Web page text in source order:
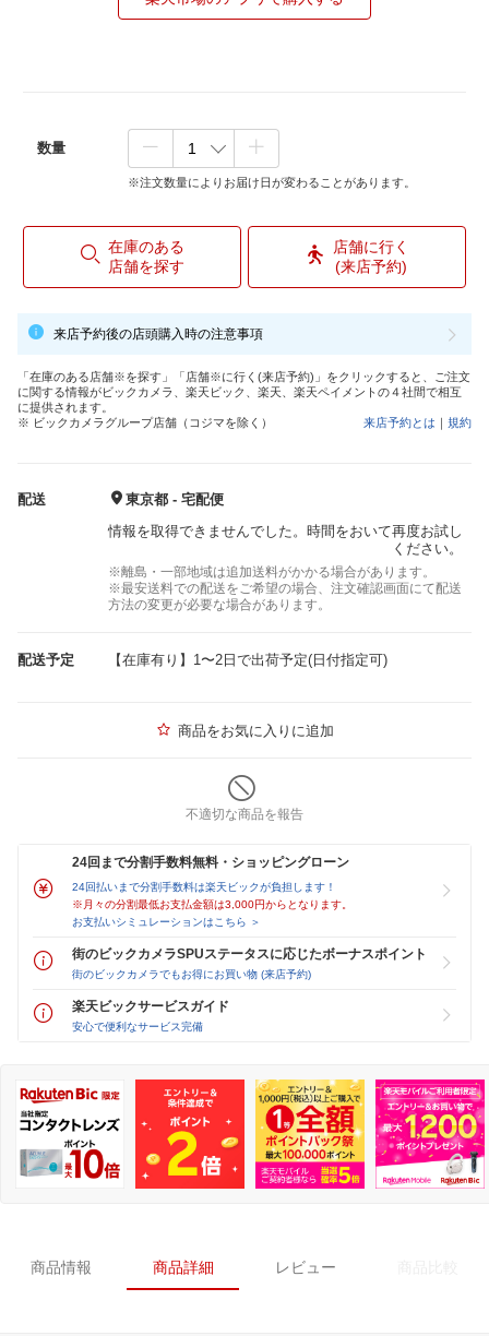
数量
※注文数量によりお届け日が変わることがあります。
在庫のある
店舗を探す
店舗に行く
(来店予約)
来店予約後の店頭購入時の注意事項
「在庫のある店舗※を探す」「店舗※に行く(来店予約)」をクリックすると、ご注文
に関する情報がビックカメラ、楽天ビック、楽天、楽天ペイメントの４社間で相互
に提供されます。
※ ビックカメラグループ店舗（コジマを除く）
来店予約とは ｜ 規約
配送
東京都 - 宅配便
情報を取得できませんでした。時間をおいて再度お試し
ください。
※離島・一部地域は追加送料がかかる場合があります。
※最安送料での配送をご希望の場合、注文確認画面にて配送
方法の変更が必要な場合があります。
配送予定 【在庫有り】1〜2日で出荷予定(日付指定可)
商品をお気に入りに追加
不適切な商品を報告
24回まで分割手数料無料・ショッピングローン
24回払いまで分割手数料は楽天ビックが負担します！
※月々の分割最低お支払金額は3,000円からとなります。
お支払いシミュレーションはこちら ＞
街のビックカメラSPUステータスに応じたボーナスポイント
街のビックカメラでもお得にお買い物 (来店予約)
楽天ビックサービスガイド
安心で便利なサービス完備
商品情報 商品詳細 レビュー